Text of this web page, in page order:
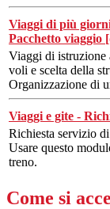
Viaggi di più
Pacchetto viaggio
Viaggi di istruzione
voli e scelta della
Organizzazione di
Viaggi e gite -
Richiesta servizio
Usare questo
treno.
Come si